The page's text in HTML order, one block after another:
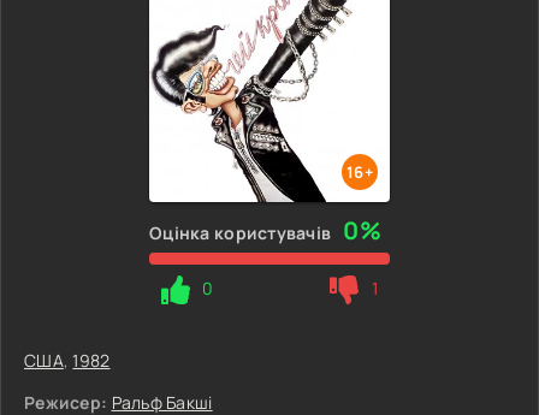
16+
Оцінка користувачів 0%
0 1
США,1982
Режисер: Ральф Бакші